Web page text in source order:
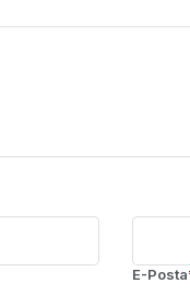
E-Posta